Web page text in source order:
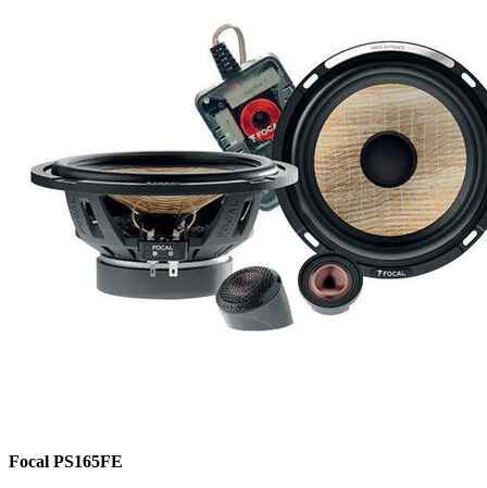
Focal PS165FE